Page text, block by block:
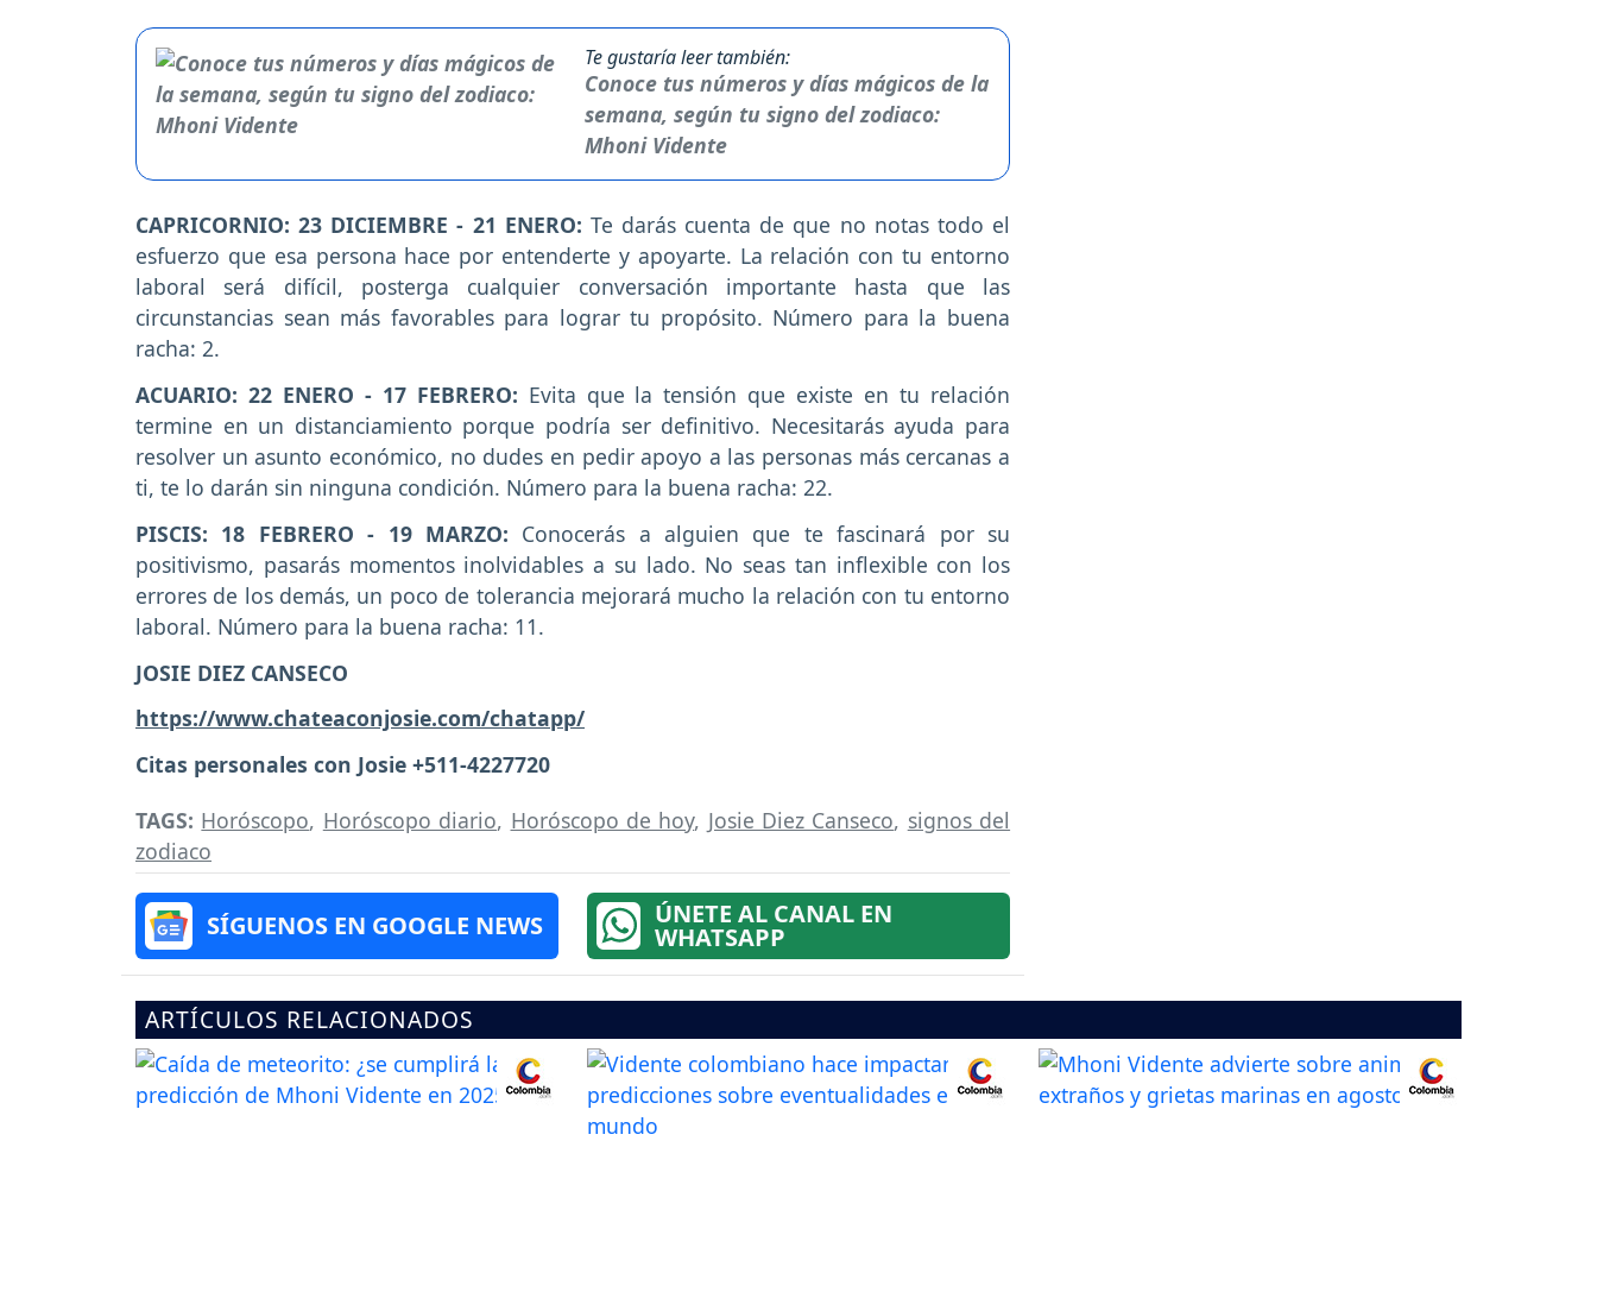
Te gustaría leer también:
Conoce tus números y días mágicos de la
semana, según tu signo del zodiaco:
Mhoni Vidente
CAPRICORNIO: 23 DICIEMBRE - 21 ENERO: Te darás cuenta de que no notas todo el
esfuerzo que esa persona hace por entenderte y apoyarte. La relación con tu entorno
laboral será difícil, posterga cualquier conversación importante hasta que las
circunstancias sean más favorables para lograr tu propósito. Número para la buena
racha: 2.
ACUARIO: 22 ENERO - 17 FEBRERO: Evita que la tensión que existe en tu relación
termine en un distanciamiento porque podría ser definitivo. Necesitarás ayuda para
resolver un asunto económico, no dudes en pedir apoyo a las personas más cercanas a
ti, te lo darán sin ninguna condición. Número para la buena racha: 22.
PISCIS: 18 FEBRERO - 19 MARZO: Conocerás a alguien que te fascinará por su
positivismo, pasarás momentos inolvidables a su lado. No seas tan inflexible con los
errores de los demás, un poco de tolerancia mejorará mucho la relación con tu entorno
laboral. Número para la buena racha: 11.
JOSIE DIEZ CANSECO
https://www.chateaconjosie.com/chatapp/
Citas personales con Josie +511-4227720
TAGS: Horóscopo, Horóscopo diario, Horóscopo de hoy, Josie Diez Canseco, signos del
zodiaco
SÍGUENOS EN GOOGLE NEWS ÚNETE AL CANAL EN
WHATSAPP
ARTÍCULOS RELACIONADOS